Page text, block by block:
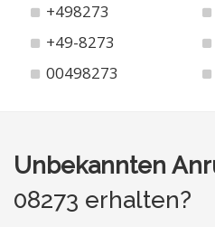
+498273
+49-8273
00498273
Unbekannten
08273 erhalten?